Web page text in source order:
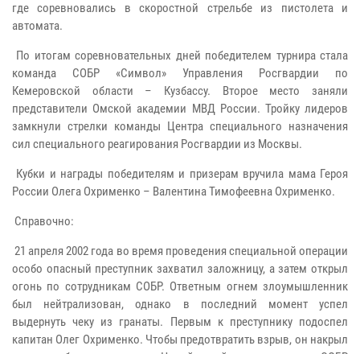
где соревновались в скоростной стрельбе из пистолета и
автомата.
По итогам соревновательных дней победителем турнира стала
команда СОБР «Символ» Управления Росгвардии по
Кемеровской области – Кузбассу. Второе место заняли
представители Омской академии МВД России. Тройку лидеров
замкнули стрелки команды Центра специального назначения
сил специального реагирования Росгвардии из Москвы.
Кубки и награды победителям и призерам вручила мама Героя
России Олега Охрименко – Валентина Тимофеевна Охрименко.
Справочно:
21 апреля 2002 года во время проведения специальной операции
особо опасный преступник захватил заложницу, а затем открыл
огонь по сотрудникам СОБР. Ответным огнем злоумышленник
был нейтрализован, однако в последний момент успел
выдернуть чеку из гранаты. Первым к преступнику подоспел
капитан Олег Охрименко. Чтобы предотвратить взрыв, он накрыл